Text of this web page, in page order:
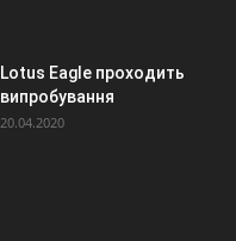
Lotus Eagle проходить
випробування
20.04.2020